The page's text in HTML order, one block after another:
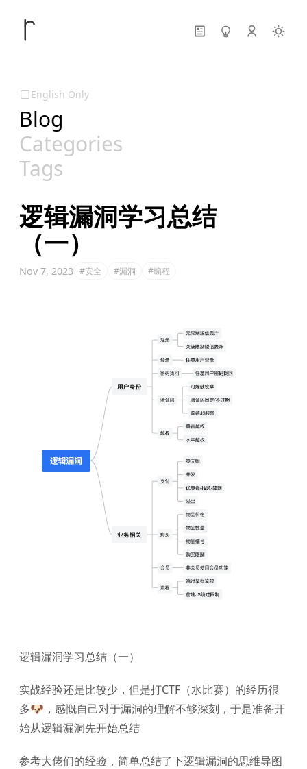
English Only
Blog
Categories
Tags
逻辑漏洞学习总结
（一）
Nov 7, 2023 #安全 #漏洞 #编程
逻辑漏洞学习总结（一）
实战经验还是比较少，但是打CTF（水比赛）的经历很
多🐶，感慨自己对于漏洞的理解不够深刻，于是准备开
始从逻辑漏洞先开始总结
参考大佬们的经验，简单总结了下逻辑漏洞的思维导图